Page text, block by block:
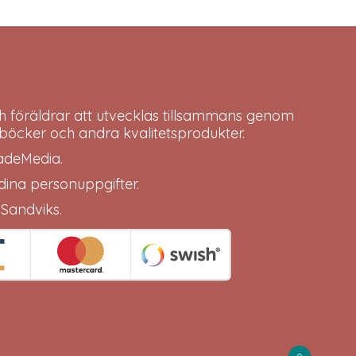
föräldrar att utvecklas tillsammans genom
och andra kvalitetsprodukter.
.
personuppgifter.
.